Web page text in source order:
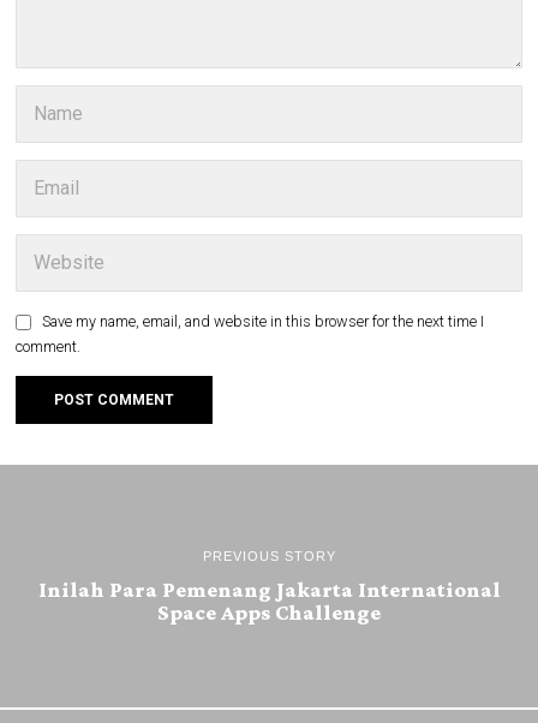
Save my name, email, and website in this browser for the next time I
comment.
PREVIOUS STORY
Inilah Para Pemenang Jakarta International
Space Apps Challenge